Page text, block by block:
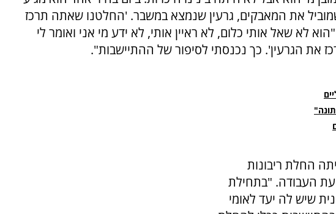
שמוביל את המאבקים, גרעין שנמצא במשבר. 'החלטנו שאתה תרכז
לא שאל אותי כלום, לא ראיין אותי, לא ידע מי אני ואומר לי
את הגרעין'. כך נכנסתי לסיפור של ההתיישבות".
החלת ריבונות
העבודה. "בתחילת
שיש לה יעד לאומי